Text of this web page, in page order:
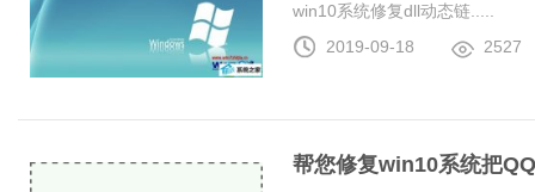
win10系统修复dll动态链.....
2019-09-18
2527
帮您修复win10系统把